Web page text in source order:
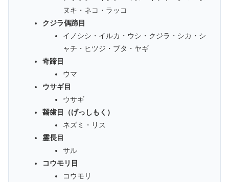
ヌキ・ネコ・ラッコ
クジラ偶蹄目
イノシシ・イルカ・ウシ・クジラ・シカ・シ
ャチ・ヒツジ・ブタ・ヤギ
奇蹄目
ウマ
ウサギ目
ウサギ
齧歯目（げっしもく）
ネズミ・リス
霊長目
サル
コウモリ目
コウモリ